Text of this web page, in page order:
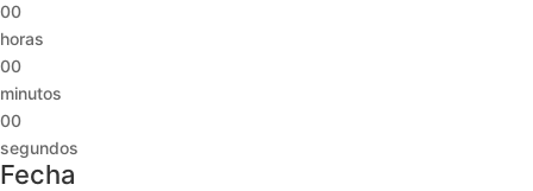
00
horas
00
minutos
00
segundos
Fecha